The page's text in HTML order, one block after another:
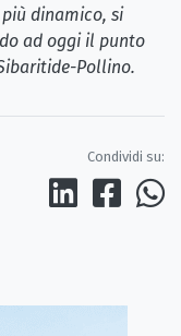
dinamico, si
ad oggi il punto
Pollino.
Condividi su: